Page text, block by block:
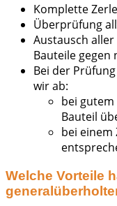
Komplette
Überprüfung
Austausch
Bauteile gegen
Bei der
wir ab:
bei
Bauteil
bei einem
Welche Vorteile